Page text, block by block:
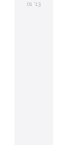
01 '13